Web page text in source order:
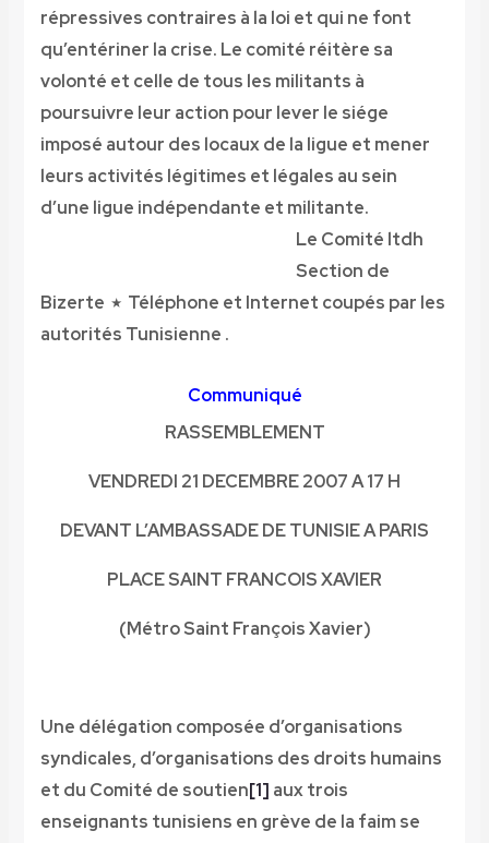
répressives contraires à la loi et qui ne font
qu’entériner la crise. Le comité réitère sa
volonté et celle de tous les militants à
poursuivre leur action pour lever le siége
imposé autour des locaux de la ligue et mener
leurs activités légitimes et légales au sein
d’une ligue indépendante et militante.
Le Comité ltdh
Section de
Bizerte ٭ Téléphone et Internet coupés par les
autorités Tunisienne .
Communiqué
RASSEMBLEMENT
VENDREDI 21 DECEMBRE 2007 A 17 H
DEVANT L’AMBASSADE DE TUNISIE A PARIS
PLACE SAINT FRANCOIS XAVIER
(Métro Saint François Xavier)
Une délégation composée d’organisations
syndicales, d’organisations des droits humains
et du Comité de soutien[1] aux trois
enseignants tunisiens en grève de la faim se